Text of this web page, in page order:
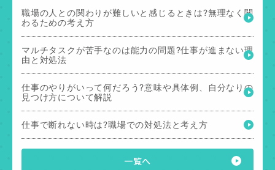
職場の人との関わりが難しいと感じるときは?無理なく関
わるための考え方
マルチタスクが苦手なのは能力の問題?仕事が進まない理
由と対処法
仕事のやりがいって何だろう?意味や具体例、自分なりの
見つけ方について解説
仕事で断れない時は?職場での対処法と考え方
一覧へ